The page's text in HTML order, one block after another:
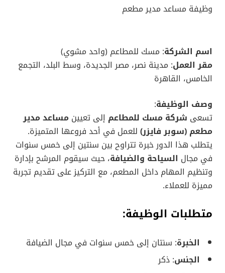
وظيفة مساعد مدير مطعم
اسم الشركة: مسك للمطاعم (واحد مشوي)
مقر العمل: مدينة نصر، مصر الجديدة، وسط البلد، التجمع
الخامس، القاهرة
وصف الوظيفة:
تسعى شركة مسك للمطاعم إلى تعيين مساعد مدير
مطعم (سوبر فايزر) للعمل في أحد فروعها المتميزة.
يتطلب هذا الدور خبرة تتراوح بين سنتين إلى خمس سنوات
في مجال السياحة والضيافة، حيث سيقوم المرشح بإدارة
وتنظيم المهام داخل المطعم، مع التركيز على تقديم تجربة
مميزة للعملاء.
متطلبات الوظيفة:
الخبرة: سنتان إلى خمس سنوات في مجال الضيافة
الجنس: ذكر